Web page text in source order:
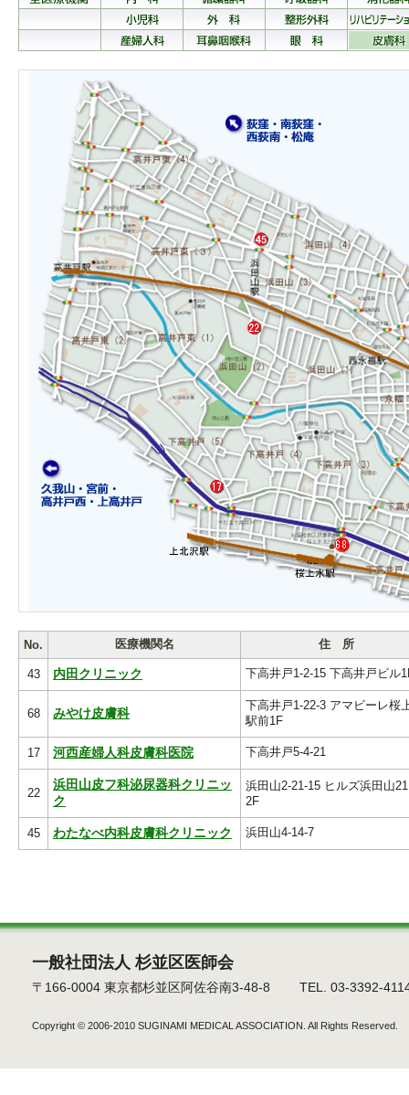
No. 医療機関名 住 所
43 内田クリニック 下高井戸1-2-15 下高井戸ビル
68 みやけ皮膚科
下高井戸1-22-3 アマビーレ桜
駅前1F
17 河西産婦人科皮膚科医院 下高井戸5-4-21
22
浜田山皮フ科泌尿器科クリニッ
ク
浜田山2-21-15 ヒルズ浜田山
2F
45 わたなべ内科皮膚科クリニック 浜田山4-14-7
一般社団法人 杉並区医師会
〒166-0004 東京都杉並区阿佐谷南3-48-8 TEL. 03-3392-
Copyright © 2006-2010 SUGINAMI MEDICAL ASSOCIATION. All Rights Reserved.